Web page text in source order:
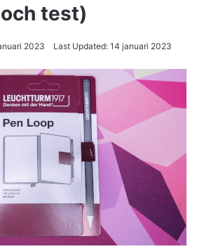
test)
2023 Last Updated: 14 januari 2023